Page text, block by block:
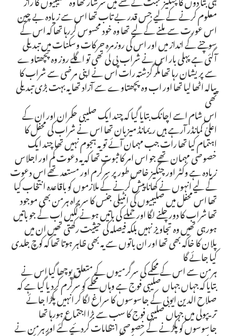
معلوم کرنے کے لیے جس قدر بے تاب تھا اس سے زیادہ بے چین
اس عورت سے ملنے کے لیے تھا وہ خود محسوس کررہا تھا کہ اس کے
سوچنے کے انداز میں اور اس کی روزمرہ حرکات وسکنات میں تبدیلی
آگئی ہے پہلی بار اس نے شراب پی لی تھی تو اگلے روز وہ پچھتاوے
سے پریشان رہا تھا مگر گزشتہ رات اس نے اپنی مرضی سے شراب کا
پیالہ اٹھا لیا تھا اور اب وہ پچھتاوے سے آزاد تھا یہ بہت بڑی تبدیلی
تھی
اس شام اسے اچانک بتایا گیا کہ چند ایک صلیبی حکمران اور ان کے
اعلیٰ کمانڈر آرہے ہیں ریمانڈ میزبان تھا اس نے شراب کی محفل کا
اہتمام کیا تھا رات جب مہمان آئے تو یہ ہجوم نہیں تھا چند ایک
خصوصی مہمان تھے جو اس امر کا ثبوت تھا کہ یہ دعوت کم اور اجلاس
زیادہ ہے وکٹر اور چنگیز خاص طور پر سرگرم اور مستعد تھے اس دعوت
کے لیے انہوں نے کھانا پیش کرنے کے ملازموں کو باقاعدہ انتخاب کیا
تھا اس محفل میں صلیبیوں کی انٹیلی جنس کا سربراہ ہرمن بھی موجود
تھا شراب کا دور چلنے لگا اور حملے کی باتیں ہونے لگیں اب کے جو باتیں
ہورہی تھیں وہ تجاویز نہیں بلکہ فیصلہ کی حیثیت رکھتی تھیں ان میں
پلان کا خاکہ بھی تھا اور ان باتوں سے یہ بھی ظاہر ہوتا تھا کہ کوچ جلدی
کیا جائے گا
ہرمن سے اس کے محکمے کی سرگرمیوں کے متعلق پوچھا گیا اس نے
بتایا کہ جہاں جہاں صلیبی فوج ہے وہاں محکمے کو سرگرم کردیا گیا ہے کہ
صلاح الدین ایوبی کے جاسوسوں کا سراغ لگا کر انہیں پکڑا جائے
تریپولی میں جہاں صلیبی فوج کا سب سے بڑا اجتماع ہورہا تھا
جاسوسوں کو پکڑنے کے خصوصی انتظامات کردئیے گئے اور ہرمن نے